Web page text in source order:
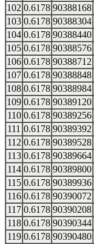
102 0.6178 90388168
103 0.6178 90388304
104 0.6178 90388440
105 0.6178 90388576
106 0.6178 90388712
107 0.6178 90388848
108 0.6178 90388984
109 0.6178 90389120
110 0.6178 90389256
111 0.6178 90389392
112 0.6178 90389528
113 0.6178 90389664
114 0.6178 90389800
115 0.6178 90389936
116 0.6178 90390072
117 0.6178 90390208
118 0.6178 90390344
119 0.6178 90390480